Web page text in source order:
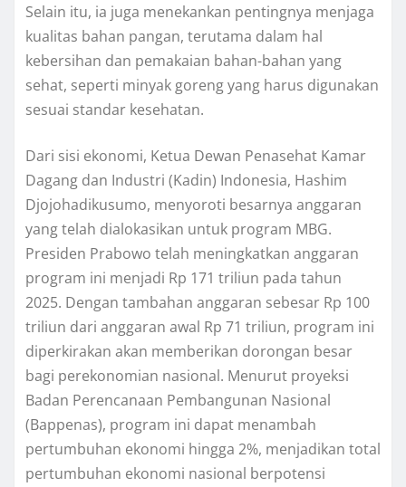
Selain itu, ia juga menekankan pentingnya menjaga
kualitas bahan pangan, terutama dalam hal
kebersihan dan pemakaian bahan-bahan yang
sehat, seperti minyak goreng yang harus digunakan
sesuai standar kesehatan.
Dari sisi ekonomi, Ketua Dewan Penasehat Kamar
Dagang dan Industri (Kadin) Indonesia, Hashim
Djojohadikusumo, menyoroti besarnya anggaran
yang telah dialokasikan untuk program MBG.
Presiden Prabowo telah meningkatkan anggaran
program ini menjadi Rp 171 triliun pada tahun
2025. Dengan tambahan anggaran sebesar Rp 100
triliun dari anggaran awal Rp 71 triliun, program ini
diperkirakan akan memberikan dorongan besar
bagi perekonomian nasional. Menurut proyeksi
Badan Perencanaan Pembangunan Nasional
(Bappenas), program ini dapat menambah
pertumbuhan ekonomi hingga 2%, menjadikan total
pertumbuhan ekonomi nasional berpotensi